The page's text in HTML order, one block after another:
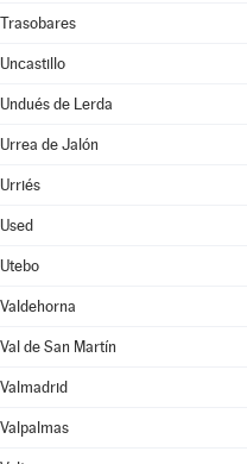
Trasobares
Uncastillo
Undués de Lerda
Urrea de Jalón
Urriés
Used
Utebo
Valdehorna
Val de San Martín
Valmadrid
Valpalmas